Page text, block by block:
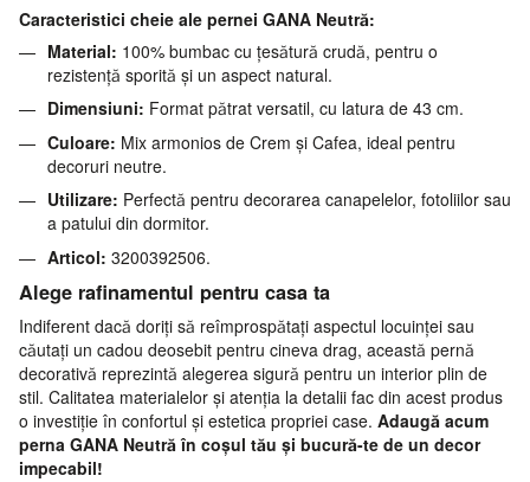
Caracteristici cheie ale pernei GANA Neutră:
Material: 100% bumbac cu țesătură crudă, pentru o
rezistență sporită și un aspect natural.
Dimensiuni: Format pătrat versatil, cu latura de 43 cm.
Culoare: Mix armonios de Crem și Cafea, ideal pentru
decoruri neutre.
Utilizare: Perfectă pentru decorarea canapelelor, fotoliilor sau
a patului din dormitor.
Articol: 3200392506.
Alege rafinamentul pentru casa ta
Indiferent dacă doriți să reîmprospătați aspectul locuinței sau
căutați un cadou deosebit pentru cineva drag, această pernă
decorativă reprezintă alegerea sigură pentru un interior plin de
stil. Calitatea materialelor și atenția la detalii fac din acest produs
o investiție în confortul și estetica propriei case. Adaugă acum
perna GANA Neutră în coșul tău și bucură-te de un decor
impecabil!